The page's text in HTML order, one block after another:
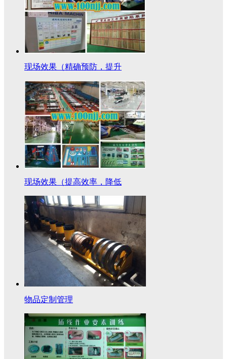
现场效果（精确预防，提升
现场效果（提高效率，降低
物品定制管理